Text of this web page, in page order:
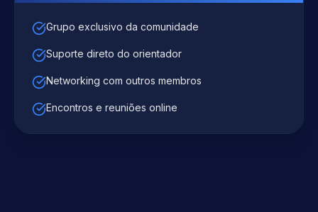
Grupo exclusivo da comunidade
Suporte direto do orientador
Networking com outros membros
Encontros e reuniões online